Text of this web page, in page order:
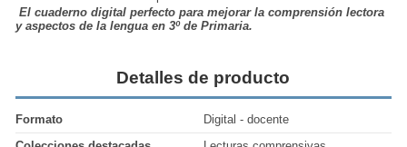
El cuaderno digital perfecto para mejorar la comprensión lectora
y aspectos de la lengua en 3º de Primaria.
Detalles de producto
Formato
Digital - docente